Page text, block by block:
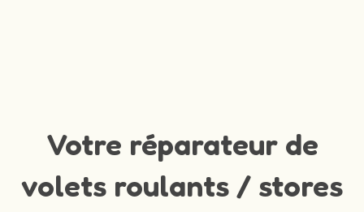
Votre réparateur de
volets roulants / stores